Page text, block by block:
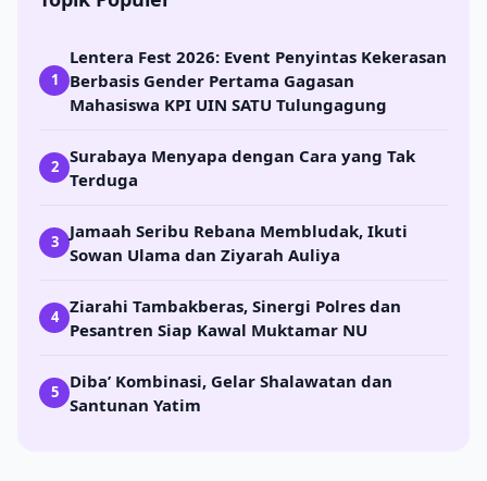
1
Lentera Fest 2026: Event Penyintas Kekerasan
Berbasis Gender Pertama Gagasan
Mahasiswa KPI UIN SATU Tulungagung
2
Surabaya Menyapa dengan Cara yang Tak
Terduga
3
Jamaah Seribu Rebana Membludak, Ikuti
Sowan Ulama dan Ziyarah Auliya
4
Ziarahi Tambakberas, Sinergi Polres dan
Pesantren Siap Kawal Muktamar NU
5
Diba’ Kombinasi, Gelar Shalawatan dan
Santunan Yatim